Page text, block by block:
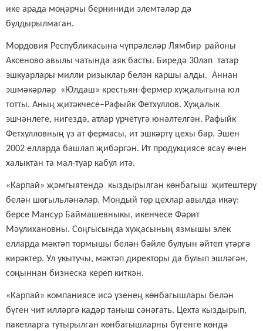
ике арада моңарчы берниниди элемтәләр дә
булдырылмаган.
Мордовия Республикасына чүпрәлеләр Л ямбир районы
Аксеново авылы чатында аяк басты. Биредә 30лап татар
эшкуарлары милли ризыклар белән каршы алды. Аннан
эшмәкәрләр «Юлдаш» крестьян-фермер хуҗалыгына юл
тотты. Аның җитәкчесе–Рафыйк Фетхуллов. Хуҗалык
эшчәнлеге, нигездә, атлар үрчетүгә юнәлтелгән. Рафыйк
Фетхулловның үз ат фермасы, ит эшкәртү цехы бар. Эшен
2002 елларда башлап җибәргән. Ит продукциясе ясау өчен
халыктан та мал-туар кабул итә.
«Карпай» җәмгыятендә кыздырылган көнбагыш җитештерү
белән шөгыльләнәләр. Мондый төр цехлар авылда икәү:
берсе Мансур Баймашевныкы, икенчесе Фәрит
Мәүлихановны. Соңгысында хуҗасының язмышы элек
елларда мәктәп тормышы белән бәйле булуын әйтеп үтәргә
кирәктер. Ул укытучы, мәктәп директоры да булып эшләгән,
соңыннан бизнеска кереп киткән.
«Карпай» компаниясе исә үзенең көнбагышлары белән
бүген чит илләргә кадәр таныш сәнәгать. Цехта кыздырып,
пакетларга тутырылган көнбагышларны бүгенге көндә